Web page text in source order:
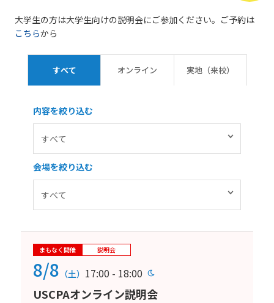
大学生の方は大学生向けの説明会にご参加ください。ご予約は
こちらから
すべて オンライン 実地（来校）
内容を絞り込む
会場を絞り込む
まもなく開催 説明会
8/8 （土） 17:00 - 18:00
USCPAオンライン説明会